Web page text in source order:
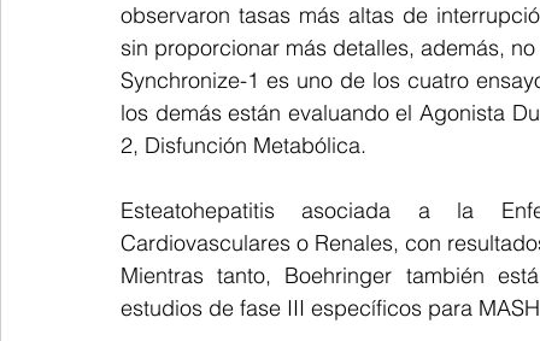
observaron tasas más altas de
sin proporcionar más detalles, además,
Synchronize-1 es uno de los cuatro
los demás están evaluando el Agonista
2, Disfunción Metabólica.
Esteatohepatitis asociada a la
Cardiovasculares o Renales, con
Mientras tanto, Boehringer también
estudios de fase III específicos para